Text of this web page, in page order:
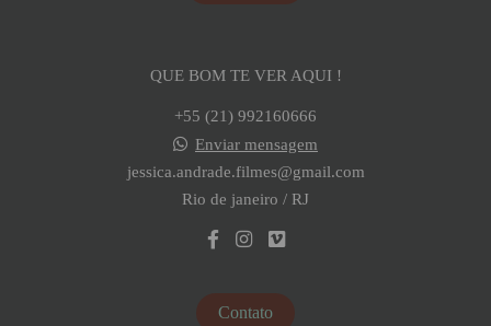
QUE BOM TE VER AQUI !
+55 (21) 992160666
Enviar mensagem
jessica.andrade.filmes@gmail.com
Rio de janeiro / RJ
Contato